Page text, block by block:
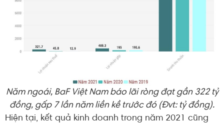
Năm ngoái, BaF Việt Nam báo lãi ròng đạt gần 322 tỷ
đồng, gấp 7 lần năm liền kề trước đó (Đvt: tỷ đồng).
Hiện tại, kết quả kinh doanh trong năm 2021 cũng